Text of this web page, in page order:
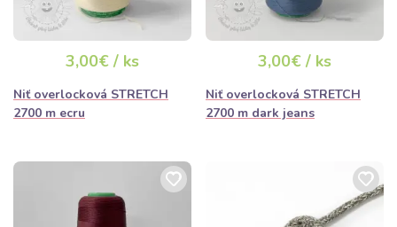
3,00€ / ks
Niť overlocková STRETCH
2700 m ecru
3,00€ / ks
Niť overlocková STRETCH
2700 m dark jeans